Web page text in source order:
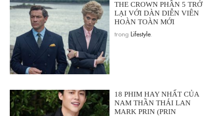
THE CROWN PHẦN 5 TRỞ
LẠI VỚI DÀN DIỄN VIÊN
HOÀN TOÀN MỚI
trong Lifestyle
18 PHIM HAY NHẤT CỦA
NAM THẦN THÁI LAN
MARK PRIN (PRIN